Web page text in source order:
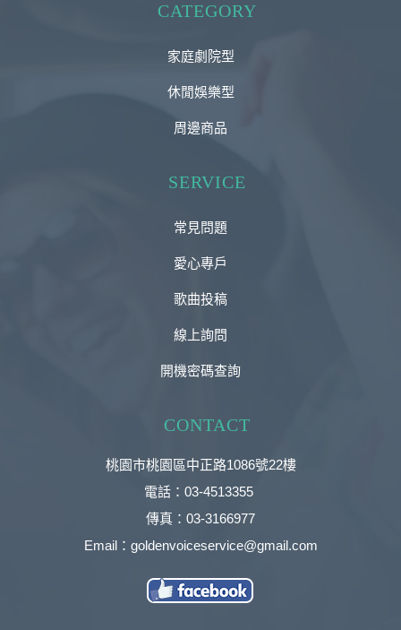
CATEGORY
家庭劇院型
休閒娛樂型
周邊商品
SERVICE
常見問題
愛心專戶
歌曲投稿
線上詢問
開機密碼查詢
CONTACT
桃園市桃園區中正路1086號22樓
電話：03-4513355
傳真：03-3166977
Email：goldenvoiceservice@gmail.com